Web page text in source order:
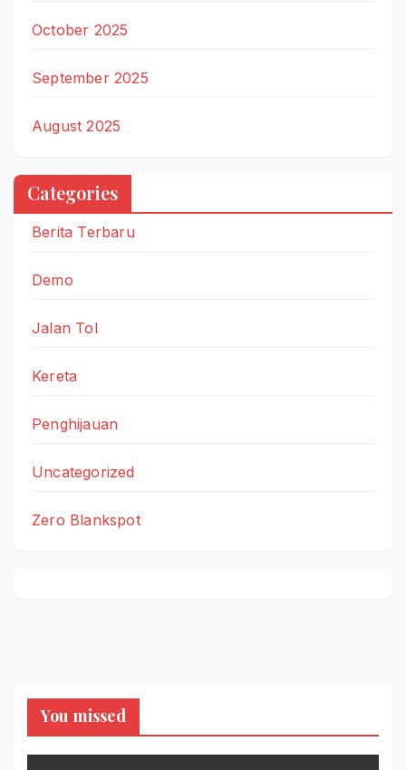
October 2025
September 2025
August 2025
Categories
Berita Terbaru
Demo
Jalan Tol
Kereta
Penghijauan
Uncategorized
Zero Blankspot
You missed